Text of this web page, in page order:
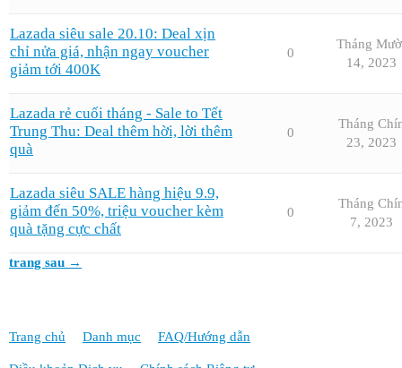
Lazada siêu sale 20.10: Deal xịn
chỉ nửa giá, nhận ngay voucher
giảm tới 400K
0
Tháng
14, 2023
Lazada rẻ cuối tháng - Sale to Tết
Trung Thu: Deal thêm hời, lời thêm
quà
0
Tháng
23, 2023
Lazada siêu SALE hàng hiệu 9.9,
giảm đến 50%, triệu voucher kèm
quà tặng cực chất
0
Tháng
7, 2023
trang sau →
Trang chủ Danh mục FAQ/Hướng dẫn